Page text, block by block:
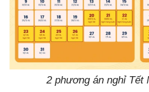
2 phương án nghỉ Tết